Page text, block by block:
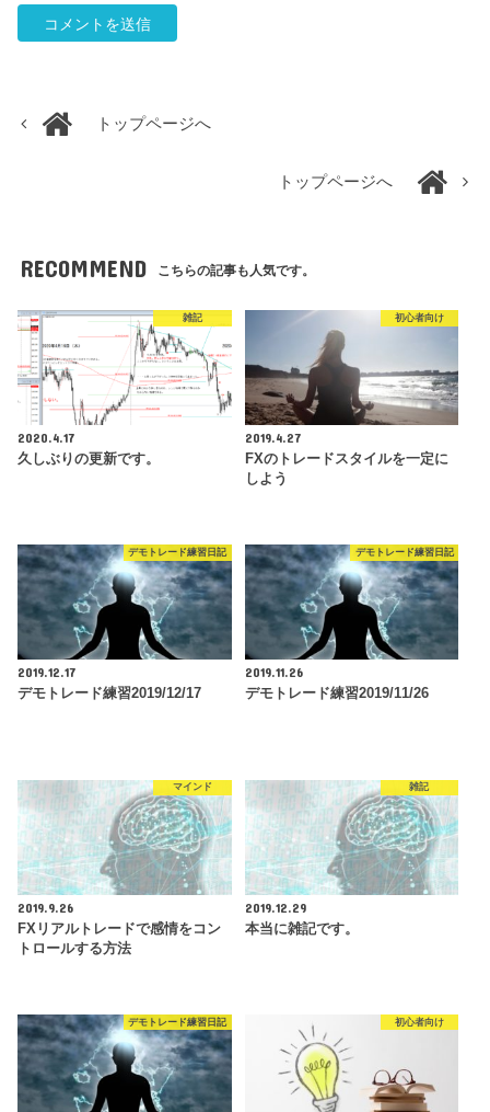
トップページへ
トップページへ
RECOMMEND こちらの記事も人気です。
雑記
2020.4.17
久しぶりの更新です。
初心者向け
2019.4.27
FXのトレードスタイルを一定に
しよう
デモトレード練習日記
2019.12.17
デモトレード練習2019/12/17
デモトレード練習日記
2019.11.26
デモトレード練習2019/11/26
マインド
2019.9.26
FXリアルトレードで感情をコン
トロールする方法
雑記
2019.12.29
本当に雑記です。
デモトレード練習日記 初心者向け